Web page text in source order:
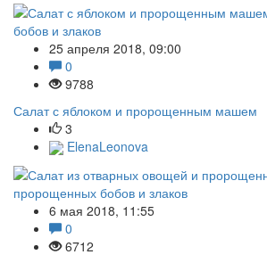
бобов и злаков
25 апреля 2018, 09:00
0
9788
Салат с яблоком и пророщенным машем
3
ElenaLeonova
пророщенных бобов и злаков
6 мая 2018, 11:55
0
6712